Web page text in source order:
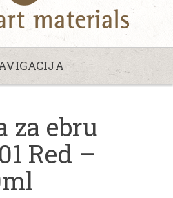
za ebru
Red –